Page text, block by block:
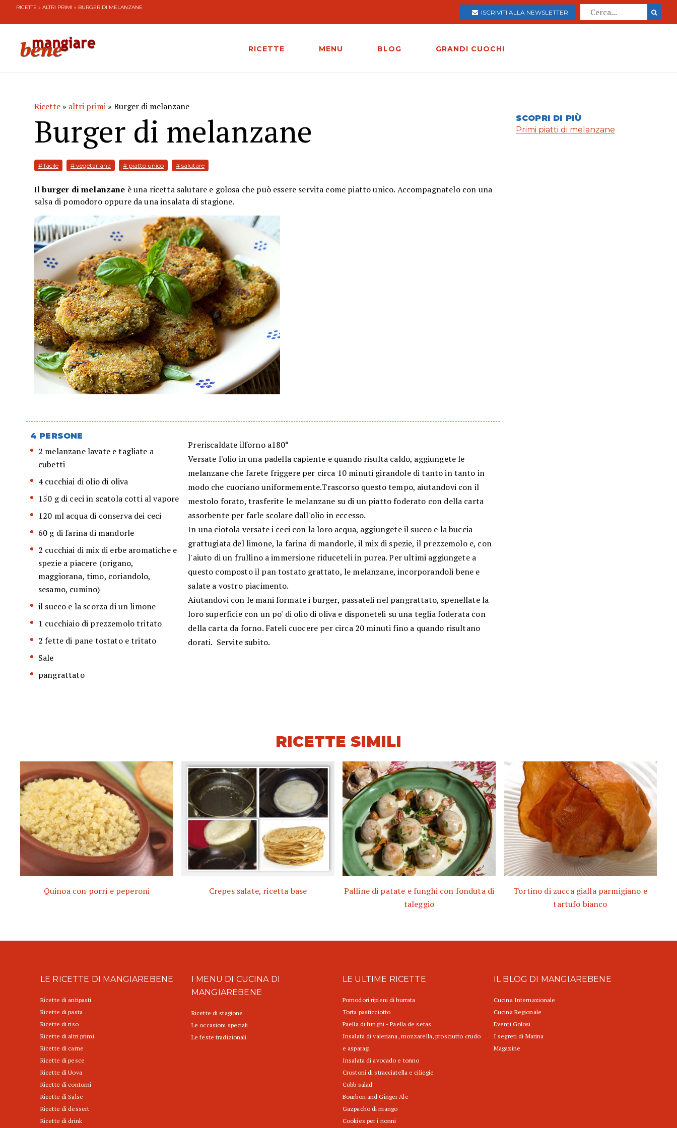
RICETTE » ALTRI PRIMI » BURGER DI MELANZANE
ISCRIVITI ALLA NEWSLETTER
RICETTE MENU BLOG GRANDI CUOCHI
Ricette » altri primi » Burger di melanzane
Burger di melanzane
# facile # vegetariana # piatto unico # salutare
Ilburger di melanzane è una ricetta salutare e golosa che può essere servita come piatto unico. Accompagnatelo con una
salsa di pomodoro oppure da una insalata di stagione.
4 PERSONE
2 melanzane lavate e tagliate a
cubetti
4 cucchiai di olio di oliva
150 g di ceci in scatola cotti al vapore
120 ml acqua di conserva dei ceci
60 g di farina di mandorle
2 cucchiai di mix di erbe aromatiche e
spezie a piacere (origano,
maggiorana, timo, coriandolo,
sesamo, cumino)
il succo e la scorza di un limone
1 cucchiaio di prezzemolo tritato
2 fette di pane tostato e tritato
Sale
pangrattato
Preriscaldate ilforno a180°
Versate l'olio in una padella capiente e quando risulta caldo, ​​​​aggiungete le
melanzane che farete friggere per circa 10 minuti girandole di tanto in tanto in
modo che cuociano uniformemente.Trascorso questo tempo, aiutandovi con il
mestolo forato, trasferite le melanzane su di un piatto foderato con della carta
assorbente per farle scolare dall'olio in eccesso.
In una ciotola versate i ceci con la loro acqua, aggiungete il succo e la buccia
grattugiata del limone, la farina di mandorle, il mix di spezie, il prezzemolo e, con
l'aiuto di un frullino a immersione riduceteli in purea. Per ultimi aggiungete a
questo composto il pan tostato grattato, le melanzane, incorporandoli bene e
salate a vostro piacimento.
Aiutandovi con le mani formate i burger, passateli nel pangrattato, spenellate la
loro superficie con un po' di olio di oliva e disponeteli su una teglia foderata con
della carta da forno. Fateli cuocere per circa 20 minuti fino a quando risultano
dorati. Servite subito.
SCOPRI DI PIÙ
Primi piatti di melanzane
RICETTE SIMILI
Quinoa con porri e peperoni Crepes salate, ricetta base
Palline di patate e funghi con fonduta di
taleggio
Tortino di zucca gialla parmigiano e
tartufo bianco
LE RICETTE DI MANGIAREBENE
Ricette di antipasti
Ricette di pasta
Ricette di riso
Ricette di altri primi
Ricette di carne
Ricette di pesce
Ricette di Uova
Ricette di contorni
Ricette di Salse
Ricette di dessert
Ricette di drink
I MENU DI CUCINA DI
MANGIAREBENE
Ricette di stagione
Le occasioni speciali
Le feste tradizionali
LE ULTIME RICETTE
Pomodori ripieni di burrata
Torta pasticciotto
Paella di funghi - Paella de setas
Insalata di valeriana, mozzarella, prosciutto crudo
e asparagi
Insalata di avocado e tonno
Crostoni di stracciatella e ciliegie
Cobb salad
Bourbon and Ginger Ale
Gazpacho di mango
Cookies per i nonni
IL BLOG DI MANGIAREBENE
Cucina Internazionale
Cucina Regionale
Eventi Golosi
I segreti di Marina
Magazine